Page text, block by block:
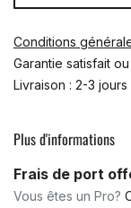
Conditions
Garantie satisfait
Livraison : 2-3
Plus d'informations
Frais de port
Vous êtes un Pro?